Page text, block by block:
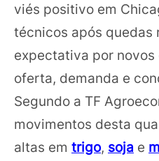
viés positivo em
técnicos após quedas
expectativa por
oferta, demanda e
Segundo a TF
movimentos desta
altas em trigo, soja e